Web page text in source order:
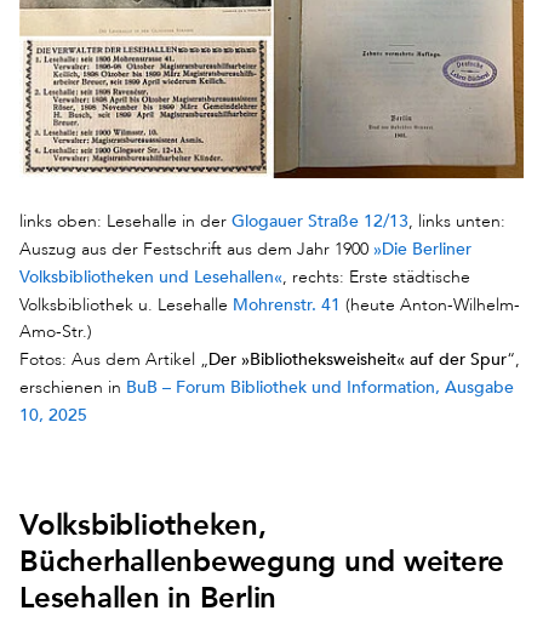
links oben: Lesehalle in der Glogauer Straße 12/13, links unten:
Auszug aus der Festschrift aus dem Jahr 1900 »Die Berliner
Volksbibliotheken und Lesehallen«, rechts: Erste städtische
Volksbibliothek u. Lesehalle Mohrenstr. 41 (heute Anton-Wilhelm-
Amo-Str.)
Fotos: Aus dem Artikel „Der »Bibliotheksweisheit« auf der Spur“,
erschienen in BuB – Forum Bibliothek und Information, Ausgabe
10, 2025
Volksbibliotheken,
Bücherhallenbewegung und weitere
Lesehallen in Berlin